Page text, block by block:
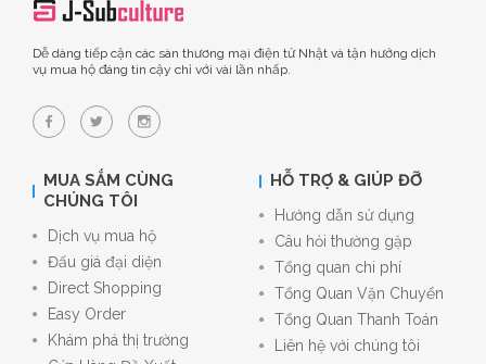
Dễ dàng tiếp cận các sàn thương mại điện tử Nhật và tận hưởng dịch
vụ mua hộ đáng tin cậy chỉ với vài lần nhấp.
MUA SẮM CÙNG
CHÚNG TÔI
Dịch vụ mua hộ
Đấu giá đại diện
Direct Shopping
Easy Order
Khám phá thị trường
HỖ TRỢ & GIÚP ĐỠ
Hướng dẫn sử dụng
Câu hỏi thường gặp
Tổng quan chi phí
Tổng Quan Vận Chuyển
Tổng Quan Thanh Toán
Liên hệ với chúng tôi